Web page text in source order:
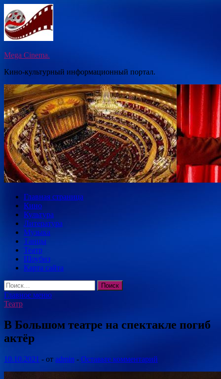
Перейти
к
содержимому
Mega Cinema.
Кино-культурный информационный портал.
Главная страница
Кино
Культура
Литература
Музыка
Танцы
Театр
Шоубиз
Карта сайта
Найти:
Главное меню
Театр
В Большом театре на спектакле погиб
актёр
10.10.2021 - от admin - Оставьте комментарий